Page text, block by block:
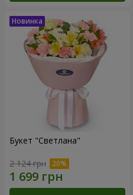
Букет "Светлана"
2 124 грн